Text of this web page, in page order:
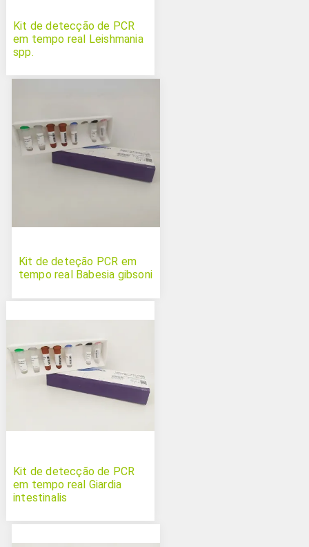
Kit de detecção de PCR
em tempo real Leishmania
spp.
Kit de deteção PCR em
tempo real Babesia gibsoni
Kit de detecção de PCR
em tempo real Giardia
intestinalis